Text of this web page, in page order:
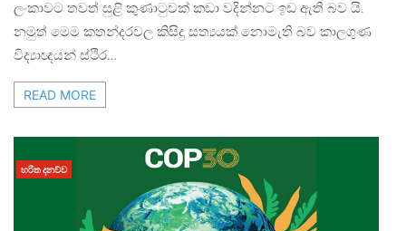
ලංකාවට තවත් සුළි කුණාටුවක් කඩා වදින්නට ඉඩ ඇති බව යි.
නමුත් මෙම කතන්දරවල කිසිදු සත්‍යයක් නොමැති බව කාලගුණ
විද්‍යාඥයන් ස්ථිර…
READ MORE
හරිත දනව්ව